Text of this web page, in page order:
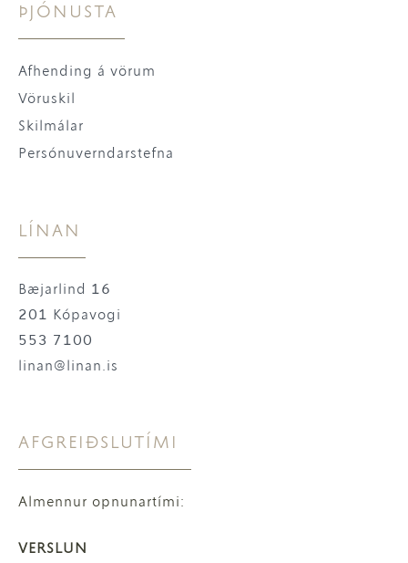
ÞJÓNUSTA
Afhending á vörum
Vöruskil
Skilmálar
Persónuverndarstefna
LÍNAN
Bæjarlind 16
201 Kópavogi
553 7100
linan@linan.is
AFGREIÐSLUTÍMI
Almennur opnunartími:
VERSLUN